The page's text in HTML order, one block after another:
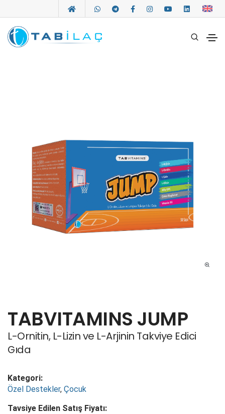
TABVITAMINS JUMP
L-Ornitin, L-Lizin ve L-Arjinin Takviye Edici
Gıda
Kategori:
Özel Destekler, Çocuk
Tavsiye Edilen Satış Fiyatı: